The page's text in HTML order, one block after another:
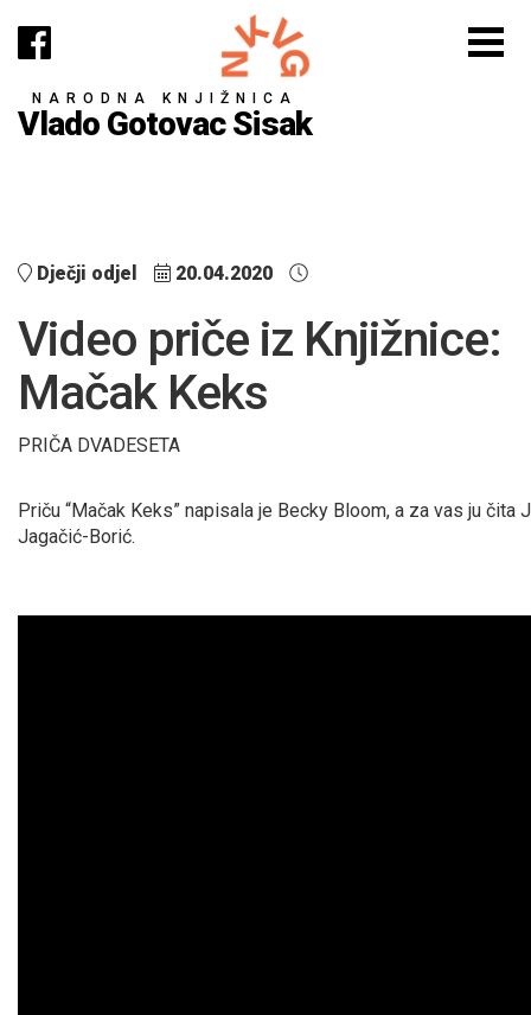
NARODNA KNJIŽNICA
Vlado Gotovac Sisak
Dječji odjel 20.04.2020
Video priče iz Knjižnice:
Mačak Keks
PRIČA DVADESETA
Priču “Mačak Keks” napisala je Becky Bloom, a za vas ju čita
Jagačić-Borić.